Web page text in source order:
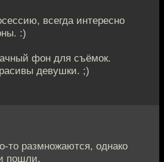
всегда интересно
:)
фон для съёмок.
девушки. ;)
то размножаются, однако
пошли.